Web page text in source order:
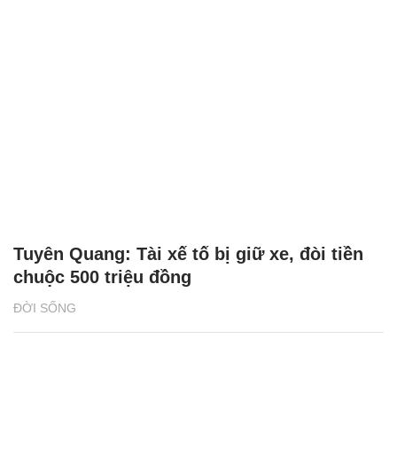
ĐỜI SỐNG
Tuyên Quang: Tài xế tố bị giữ xe, đòi tiền
chuộc 500 triệu đồng